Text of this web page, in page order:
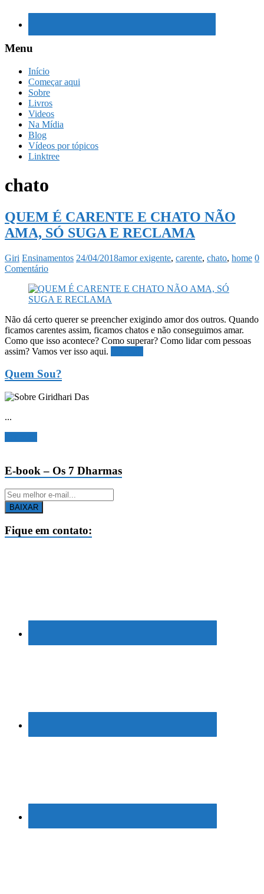
Menu
Início
Começar aqui
Sobre
Livros
Videos
Na Mídia
Blog
Vídeos por tópicos
Linktree
chato
QUEM É CARENTE E CHATO NÃO
AMA, SÓ SUGA E RECLAMA
Giri Ensinamentos 24/04/2018amor exigente, carente, chato, home 0
Comentário
Não dá certo querer se preencher exigindo amor dos outros. Quando
ficamos carentes assim, ficamos chatos e não conseguimos amar.
Como que isso acontece? Como superar? Como lidar com pessoas
assim? Vamos ver isso aqui.
Quem Sou?
...
E-book – Os 7 Dharmas
BAIXAR
Fique em contato: